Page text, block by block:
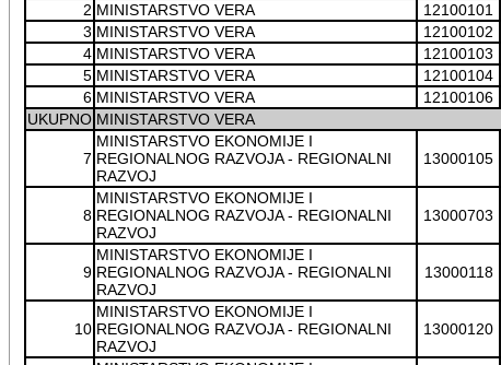
2 MINISTARSTVO VERA 12100101
3 MINISTARSTVO VERA 12100102
4 MINISTARSTVO VERA 12100103
5 MINISTARSTVO VERA 12100104
6 MINISTARSTVO VERA 12100106
UKUPNO MINISTARSTVO VERA
7
MINISTARSTVO EKONOMIJE I
REGIONALNOG RAZVOJA - REGIONALNI
RAZVOJ
13000105
8
MINISTARSTVO EKONOMIJE I
REGIONALNOG RAZVOJA - REGIONALNI
RAZVOJ
13000703
9
MINISTARSTVO EKONOMIJE I
REGIONALNOG RAZVOJA - REGIONALNI
RAZVOJ
13000118
10
MINISTARSTVO EKONOMIJE I
REGIONALNOG RAZVOJA - REGIONALNI
RAZVOJ
13000120